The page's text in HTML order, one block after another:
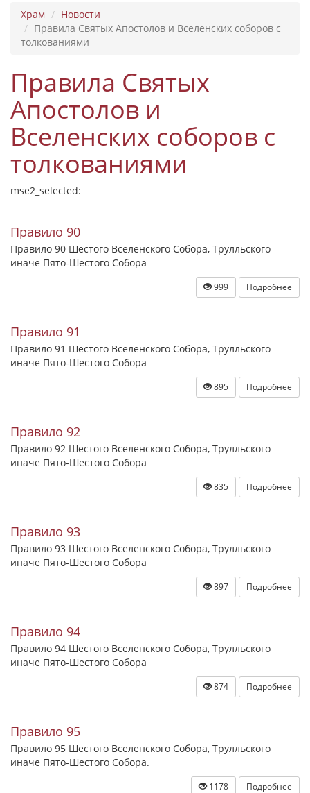
Храм
Новости
Правила Святых Апостолов и Вселенских соборов с
толкованиями
Правила Святых
Апостолов и
Вселенских соборов с
толкованиями
mse2_selected:
Правило 90
Правило 90 Шестого Вселенского Собора, Трулльского
иначе Пято-Шестого Собора
999 Подробнее
Правило 91
Правило 91 Шестого Вселенского Собора, Трулльского
иначе Пято-Шестого Собора
895 Подробнее
Правило 92
Правило 92 Шестого Вселенского Собора, Трулльского
иначе Пято-Шестого Собора
835 Подробнее
Правило 93
Правило 93 Шестого Вселенского Собора, Трулльского
иначе Пято-Шестого Собора
897 Подробнее
Правило 94
Правило 94 Шестого Вселенского Собора, Трулльского
иначе Пято-Шестого Собора
874 Подробнее
Правило 95
Правило 95 Шестого Вселенского Собора, Трулльского
иначе Пято-Шестого Собора.
1178 Подробнее